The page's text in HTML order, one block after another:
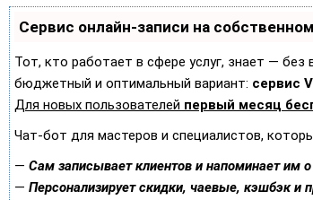
Сервис онлайн-записи на
Тот, кто работает в сфере услуг, знает —
бюджетный и оптимальный вариант: сервис
Для новых пользователей первый месяц
Чат-бот для мастеров и специалистов,
— Сам записывает клиентов и напоминает им о
— Персонализирует скидки, чаевые, кэшбэк и